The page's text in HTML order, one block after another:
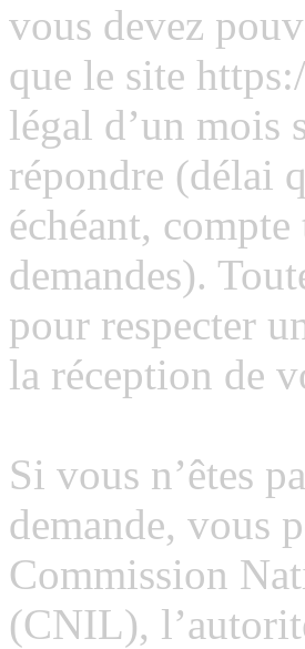
vous devez
que le site
légal d’un mois
répondre (délai
échéant,
demandes).
pour respecter
la réception de
Si vous n’êtes
demande, vous
Commission
(CNIL),